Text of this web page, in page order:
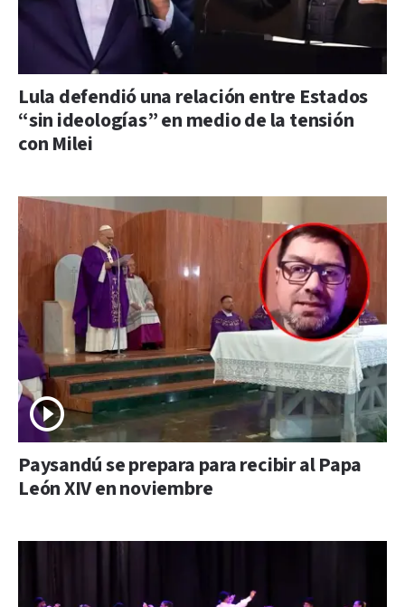
Lula defendió una relación entre Estados
“sin ideologías” en medio de la tensión
con Milei
Paysandú se prepara para recibir al Papa
León XIV en noviembre